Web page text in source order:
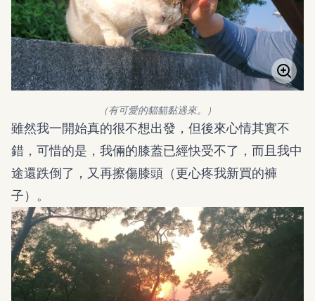
（有可愛的貓貓黏過來。）
雖然我一開始真的很不想出發，但後來心情其實不
錯，可惜的是，我倆的膝蓋已經快受不了，而且我中
途還跌倒了，又再擦傷膝頭（更心疼我新買的褲
子）。